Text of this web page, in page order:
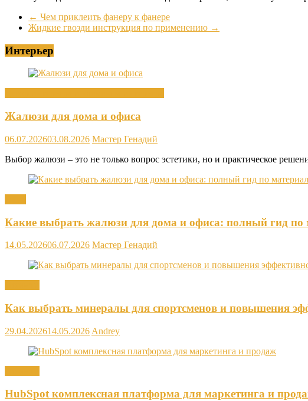
← Чем приклеить фанеру к фанере
Жидкие гвозди инструкция по применению →
Интерьер
Жалюзи для дома и офиса
06.07.202603.08.2026 Мастер Генадий
Выбор жалюзи – это не только вопрос эстетики, но и практическое
Какие выбрать жалюзи для дома и офиса: полный гид по
14.05.202606.07.2026 Мастер Генадий
Как выбрать минералы для спортсменов и повышения
29.04.202614.05.2026 Andrey
HubSpot комплексная платформа для маркетинга и